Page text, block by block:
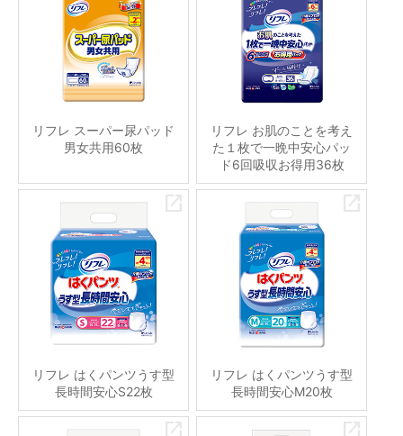
リフレ スーパー尿パッド
男女共用60枚
リフレ お肌のことを考え
た１枚で一晩中安心パッ
ド6回吸収お得用36枚
リフレ はくパンツうす型
長時間安心S22枚
リフレ はくパンツうす型
長時間安心M20枚